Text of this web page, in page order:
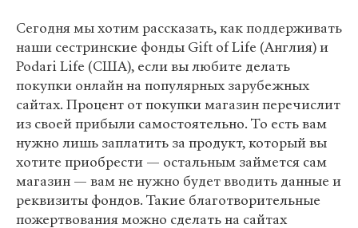
Сегодня мы хотим рассказать, как поддерживать
наши сестринские фонды Gift of Life (Англия) и
Podari Life (США), если вы любите делать
покупки онлайн на популярных зарубежных
сайтах. Процент от покупки магазин перечислит
из своей прибыли самостоятельно. То есть вам
нужно лишь заплатить за продукт, который вы
хотите приобрести — остальным займется сам
магазин — вам не нужно будет вводить данные и
реквизиты фондов. Такие благотворительные
пожертвования можно сделать на сайтах